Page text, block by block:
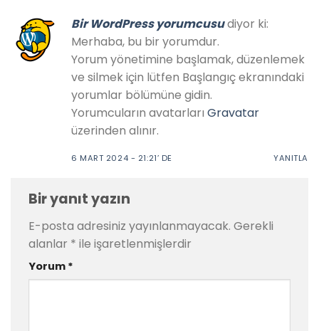
Bir WordPress yorumcusudiyor ki:
Merhaba, bu bir yorumdur.
Yorum yönetimine başlamak, düzenlemek
ve silmek için lütfen Başlangıç ekranındaki
yorumlar bölümüne gidin.
Yorumcuların avatarları Gravatar
üzerinden alınır.
6 MART 2024 - 21:21’ DE YANITLA
Bir yanıt yazın
E-posta adresiniz yayınlanmayacak. Gerekli
alanlar * ile işaretlenmişlerdir
Yorum *